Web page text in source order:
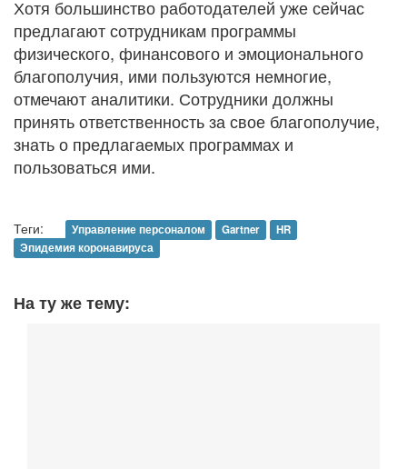
Хотя большинство работодателей уже сейчас
предлагают сотрудникам программы
физического, финансового и эмоционального
благополучия, ими пользуются немногие,
отмечают аналитики. Сотрудники должны
принять ответственность за свое благополучие,
знать о предлагаемых программах и
пользоваться ими.
Теги: Управление персоналом Gartner
HR
Эпидемия коронавируса
На ту же тему: